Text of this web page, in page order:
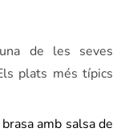
de les seves
plats més típics
amb salsa de